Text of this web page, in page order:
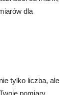
dla
tylko liczba, ale